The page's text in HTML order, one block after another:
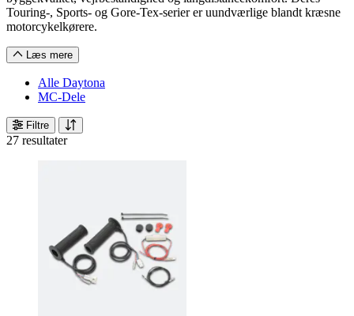
Touring-, Sports- og Gore-Tex-serier er uundværlige blandt kræsne
motorcykelkørere.
Læs mere
Alle Daytona
MC-Dele
Filtre
27 resultater